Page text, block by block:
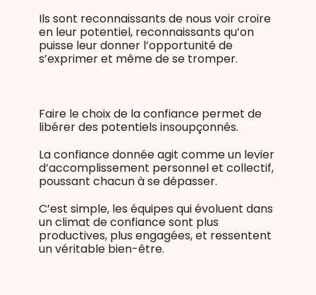
Ils sont reconnaissants de nous voir croire
en leur potentiel, reconnaissants qu’on
puisse leur donner l’opportunité de
s’exprimer et même de se tromper.
Faire le choix de la confiance permet de
libérer des potentiels insoupçonnés.
La confiance donnée agit comme un levier
d’accomplissement personnel et collectif,
poussant chacun à se dépasser.
C’est simple, les équipes qui évoluent dans
un climat de confiance sont plus
productives, plus engagées, et ressentent
un véritable bien-être.